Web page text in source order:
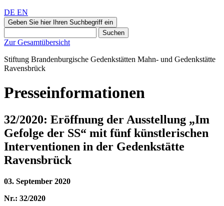
DE EN
Geben Sie hier Ihren Suchbegriff ein
Suchen
Zur Gesamtübersicht
Stiftung Brandenburgische Gedenkstätten Mahn‑ und Gedenkstätte
Ravensbrück
Presseinformationen
32/2020: Eröffnung der Ausstellung „Im
Gefolge der SS“ mit fünf künstlerischen
Interventionen in der Gedenkstätte
Ravensbrück
03. September 2020
Nr.: 32/2020